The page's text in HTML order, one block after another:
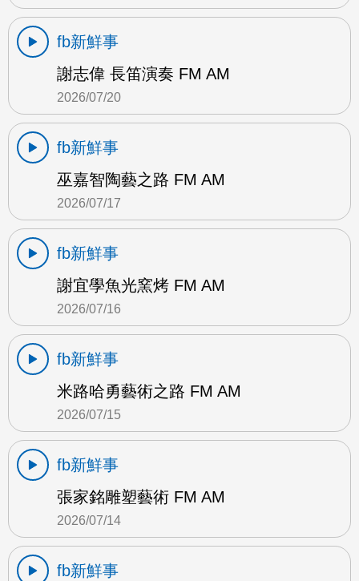
fb新鮮事
謝志偉 長笛演奏 FM AM
2026/07/20
fb新鮮事
巫嘉智陶藝之路 FM AM
2026/07/17
fb新鮮事
謝宜學魚光窯烤 FM AM
2026/07/16
fb新鮮事
米路哈勇藝術之路 FM AM
2026/07/15
fb新鮮事
張家銘雕塑藝術 FM AM
2026/07/14
fb新鮮事